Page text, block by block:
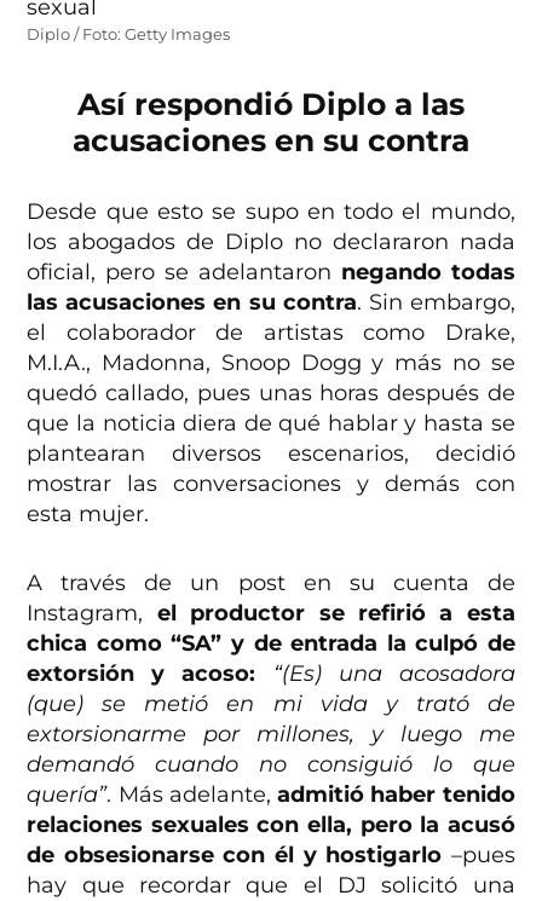
Diplo / Foto: Getty Images
Así respondió Diplo a las
acusaciones en su contra
Desde que esto se supo en todo el mundo,
los abogados de Diplo no declararon nada
oficial, pero se adelantaron negando todas
las acusaciones en su contra. Sin embargo,
el colaborador de artistas como Drake,
M.I.A., Madonna, Snoop Dogg y más no se
quedó callado, pues unas horas después de
que la noticia diera de qué hablar y hasta se
plantearan diversos escenarios, decidió
mostrar las conversaciones y demás con
esta mujer.
A través de un post en su cuenta de
Instagram, el productor se refirió a esta
chica como “SA” y de entrada la culpó de
extorsión y acoso:
“(Es) una acosadora
(que) se metió en mi vida y trató de
extorsionarme por millones, y luego me
demandó cuando no consiguió lo que
quería”. Más adelante,admitió haber tenido
relaciones sexuales con ella, pero la acusó
de obsesionarse con él y hostigarlo –pues
hay que recordar que el DJ solicitó una